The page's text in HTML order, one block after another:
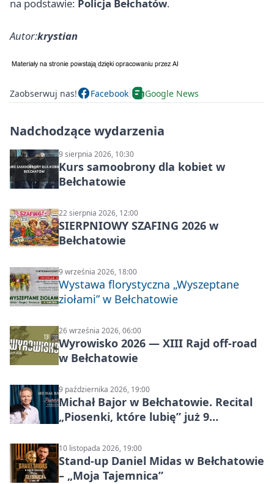
na podstawie: Policja Bełchatów.
Autor:krystian
Zaobserwuj nas! Facebook Google News
Nadchodzące wydarzenia
9 sierpnia 2026, 10:30
Kurs samoobrony dla kobiet w
Bełchatowie
22 sierpnia 2026, 12:00
SIERPNIOWY SZAFING 2026 w
Bełchatowie
9 września 2026, 18:00
Wystawa florystyczna „Wyszeptane
ziołami” w Bełchatowie
26 września 2026, 06:00
Wyrowisko 2026 — XIII Rajd off‑road
w Bełchatowie
9 października 2026, 19:00
Michał Bajor w Bełchatowie. Recital
„Piosenki, które lubię” już 9
10 listopada 2026, 19:00
Stand-up Daniel Midas w Bełchatowie
– „Moja Tajemnica”